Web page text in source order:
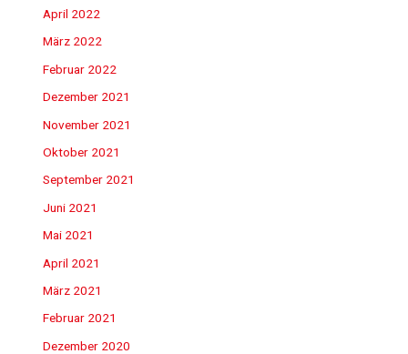
April 2022
März 2022
Februar 2022
Dezember 2021
November 2021
Oktober 2021
September 2021
Juni 2021
Mai 2021
April 2021
März 2021
Februar 2021
Dezember 2020